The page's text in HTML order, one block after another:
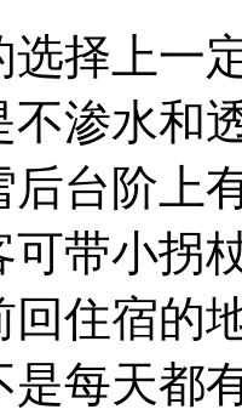
选择上一
不渗水和
后台阶上
可带小拐
回住宿的
是每天都